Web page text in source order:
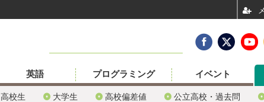
高校生 大学生 高校偏差値 公立高校・過去問
英語 プログラミング イベント